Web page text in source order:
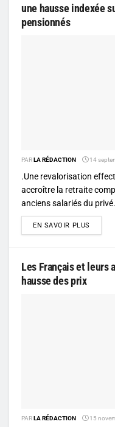
une hausse indexée
pensionnés
PARLA RÉDACTION 14
.Une revalorisation
accroître la retraite
anciens salariés du
EN SAVOIR PLUS
Les Français et leurs
hausse des prix
PARLA RÉDACTION 15